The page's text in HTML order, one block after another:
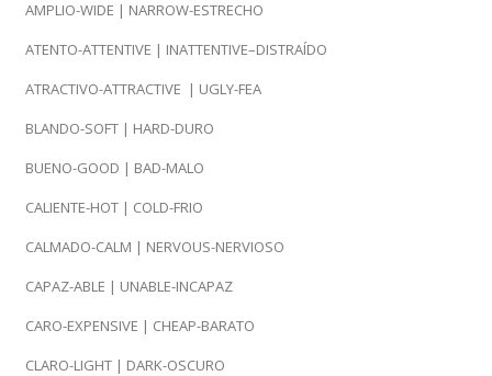
AMPLIO-WIDE | NARROW-ESTRECHO
ATENTO-ATTENTIVE | INATTENTIVE–DISTRAÍDO
ATRACTIVO-ATTRACTIVE | UGLY-FEA
BLANDO-SOFT | HARD-DURO
BUENO-GOOD | BAD-MALO
CALIENTE-HOT | COLD-FRIO
CALMADO-CALM | NERVOUS-NERVIOSO
CAPAZ-ABLE | UNABLE-INCAPAZ
CARO-EXPENSIVE | CHEAP-BARATO
CLARO-LIGHT | DARK-OSCURO